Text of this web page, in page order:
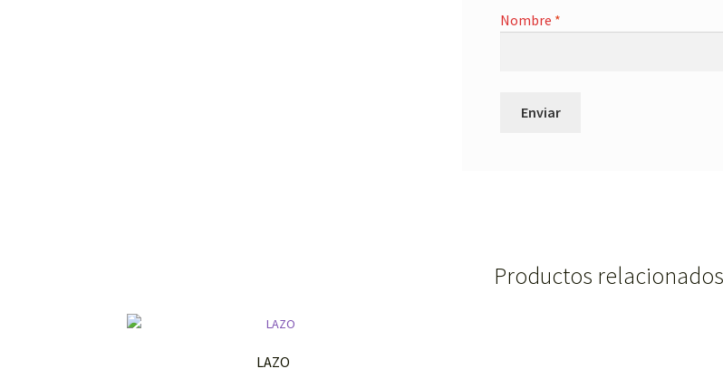
Nombre *
Productos relacionados
LAZO